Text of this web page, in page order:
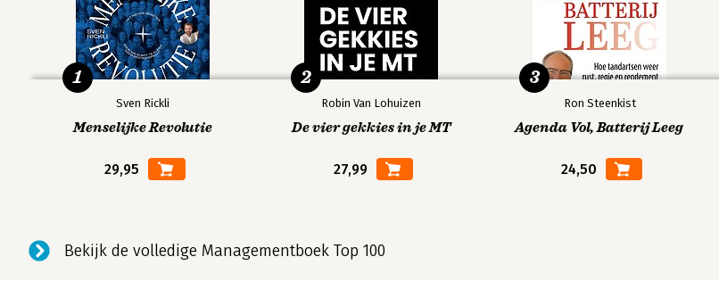
Sven Rickli
Menselijke Revolutie
29,95
1
Robin Van Lohuizen
De vier gekkies in je MT
27,99
2
Ron Steenkist
Agenda Vol, Batterij Leeg
24,50
3
Bekijk de volledige Managementboek Top 100